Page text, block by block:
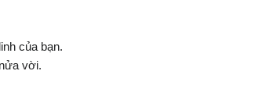
của bạn.
vời.